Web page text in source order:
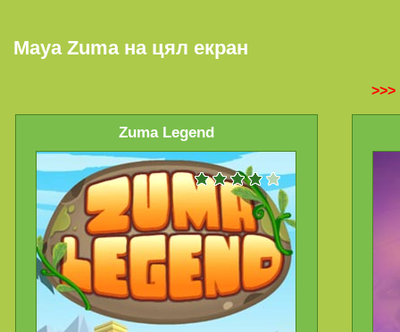
Maya Zuma на цял екран
Zuma Legend